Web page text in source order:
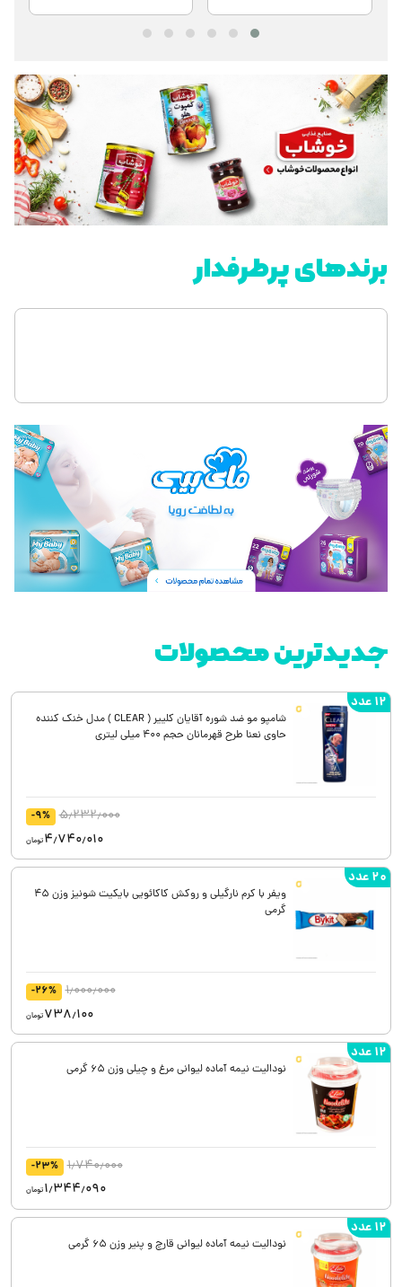
برندهای پرطرفدار
جدیدترین محصولات
شامپو مو ضد شوره آقایان کلییر ( CLEAR ) مدل خنک کننده
حاوی نعنا طرح قهرمانان حجم 400 میلی لیتری
5٫232٫000 -9%
4٫740٫010تومان
12 عدد
ویفر با کرم نارگیلی و روکش کاکائویی بایکیت شونیز وزن 45
گرمی
1٫000٫000 -26%
738٫100تومان
20 عدد
نودالیت نیمه آماده لیوانی مرغ و چیلی وزن 65 گرمی
1٫740٫000 -23%
1٫344٫090تومان
12 عدد
نودالیت نیمه آماده لیوانی قارچ و پنیر وزن 65 گرمی
12 عدد